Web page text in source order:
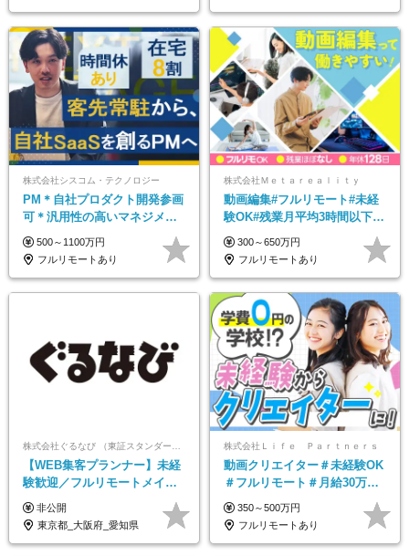
株式会社シスコム・テクノロジー
PM＊自社プロダクト開発参画
可＊汎用性の高いマネジメン
トスキル＊年収1000万以上可
500～1100万円
フルリモートあり
株式会社Ｍｅｔａｒｅａｌｉｔｙ
動画編集#フルリモート#未経
験OK#残業月平均3時間以下#
土日祝休み#年休128日
300～650万円
フルリモートあり
株式会社ぐるなび （東証スタンダード上場）
【WEB集客プランナー】未経
験歓迎／フルリモートメイン
／プライム上場／土日祝休み
／東京・大阪・名古屋
非公開
東京都_大阪府_愛知県
株式会社Ｌｉｆｅ Ｐａｒｔｎｅｒｓ
動画クリエイター＃未経験OK
＃フルリモート＃月給30万～#
髪色・ネイル・服装自由#残業
少なめ#土日祝休み
350～500万円
フルリモートあり